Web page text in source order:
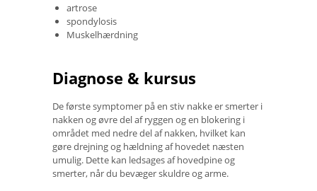
artrose
spondylosis
Muskelhærdning
Diagnose & kursus
De første symptomer på en stiv nakke er smerter i
nakken og øvre del af ryggen og en blokering i
området med nedre del af nakken, hvilket kan
gøre drejning og hældning af hovedet næsten
umulig. Dette kan ledsages af hovedpine og
smerter, når du bevæger skuldre og arme.